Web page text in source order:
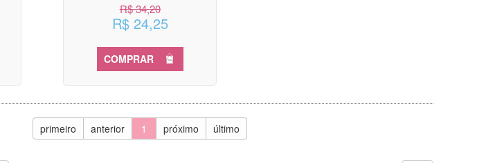
R$ 34,20
R$ 24,25
COMPRAR
primeiro anterior 1 próximo último